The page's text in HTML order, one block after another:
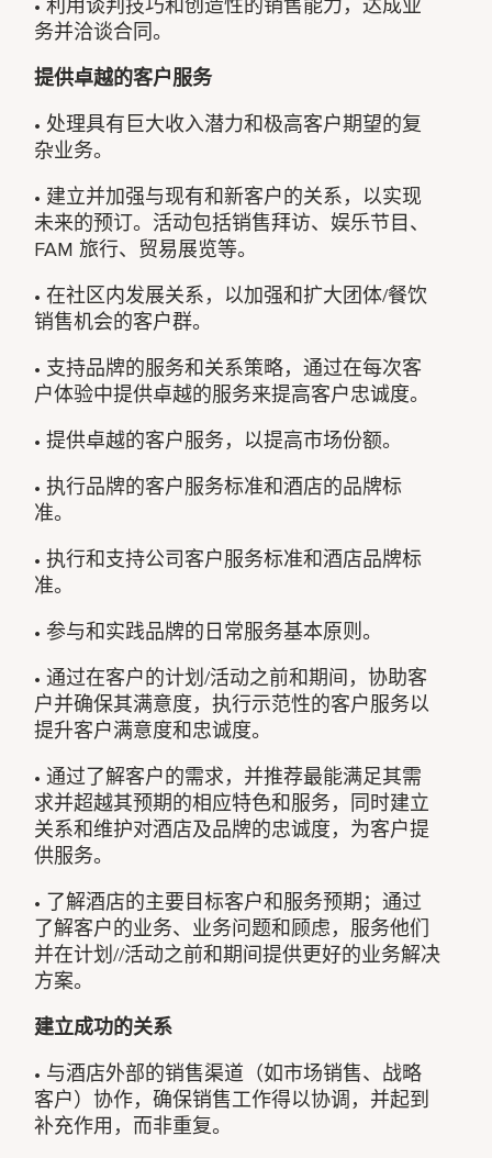
• 利用谈判技巧和创造性的销售能力，达成业
务并洽谈合同。
提供卓越的客户服务
• 处理具有巨大收入潜力和极高客户期望的复
杂业务。
• 建立并加强与现有和新客户的关系，以实现
未来的预订。活动包括销售拜访、娱乐节目、
FAM 旅行、贸易展览等。
• 在社区内发展关系，以加强和扩大团体/餐饮
销售机会的客户群。
• 支持品牌的服务和关系策略，通过在每次客
户体验中提供卓越的服务来提高客户忠诚度。
• 提供卓越的客户服务，以提高市场份额。
• 执行品牌的客户服务标准和酒店的品牌标
准。
• 执行和支持公司客户服务标准和酒店品牌标
准。
• 参与和实践品牌的日常服务基本原则。
• 通过在客户的计划/活动之前和期间，协助客
户并确保其满意度，执行示范性的客户服务以
提升客户满意度和忠诚度。
• 通过了解客户的需求，并推荐最能满足其需
求并超越其预期的相应特色和服务，同时建立
关系和维护对酒店及品牌的忠诚度，为客户提
供服务。
• 了解酒店的主要目标客户和服务预期；通过
了解客户的业务、业务问题和顾虑，服务他们
并在计划//活动之前和期间提供更好的业务解决
方案。
建立成功的关系
• 与酒店外部的销售渠道（如市场销售、战略
客户）协作，确保销售工作得以协调，并起到
补充作用，而非重复。